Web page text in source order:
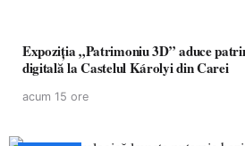
Expoziția „Patrimoniu 3D” aduce
digitală la Castelul Károlyi din Carei
acum 15 ore